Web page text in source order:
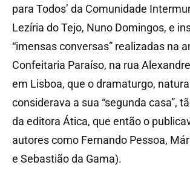
para Todos’ da Comunidade
Lezíria do Tejo, Nuno Domingos, e
“imensas conversas” realizadas na
Confeitaria Paraíso, na rua
em Lisboa, que o dramaturgo,
considerava a sua “segunda casa”,
da editora Ática, que então o
autores como Fernando Pessoa,
e Sebastião da Gama).